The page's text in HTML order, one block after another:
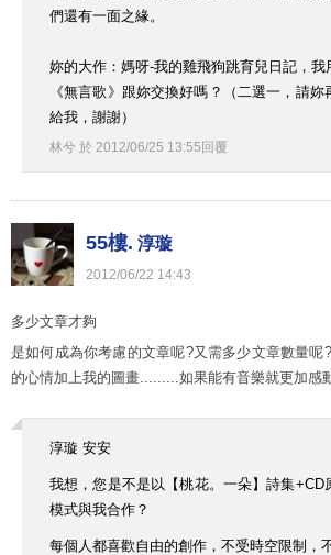
們還有一面之緣。
妳的大作：媽呀-我的雞飛狗跳育兒日記，
《無言歌》跟妳交換好嗎？（二選一，請
給我，謝謝）
林兮 於 2012/06/25 13:55 回覆
55樓. 淳璇
2012/06/22 14:43
多少文章才夠
是如何成為你考慮的文章呢?又需多少文章數量呢
的心情加上我的圖畫.........如果能有音樂就更加感
淳璇 安安
我想，您是不是以【桃花。一朵】詩集+CD
模式與我合作？
每個人都喜歡自由的創作，不受時空限制，